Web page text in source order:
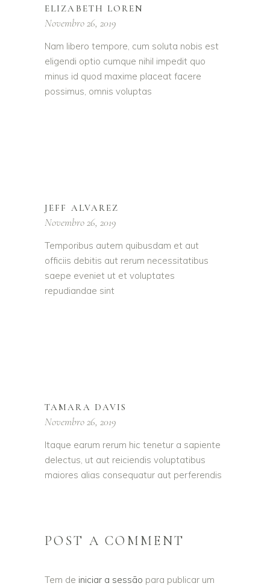
ELIZABETH LOREN
Novembro 26, 2019
Nam libero tempore, cum soluta nobis est
eligendi optio cumque nihil impedit quo
minus id quod maxime placeat facere
possimus, omnis voluptas
JEFF ALVAREZ
Novembro 26, 2019
Temporibus autem quibusdam et aut
officiis debitis aut rerum necessitatibus
saepe eveniet ut et voluptates
repudiandae sint
TAMARA DAVIS
Novembro 26, 2019
Itaque earum rerum hic tenetur a sapiente
delectus, ut aut reiciendis voluptatibus
maiores alias consequatur aut perferendis
POST A COMMENT
Tem de iniciar a sessão para publicar um